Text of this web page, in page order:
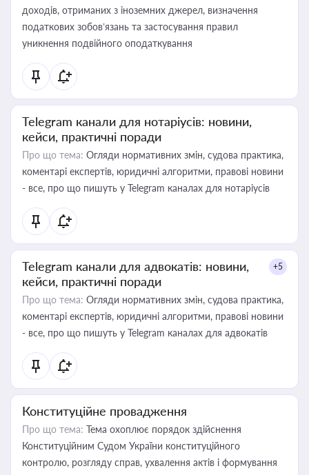
доходів, отриманих з іноземних джерел, визначення
податкових зобов’язань та застосування правил
уникнення подвійного оподаткування
Telegram канали для нотаріусів: новини,
кейси, практичні поради
Про що тема: Огляди нормативних змін, судова практика,
коментарі експертів, юридичні алгоритми, правові новини
- все, про що пишуть у Telegram каналах для нотаріусів
Telegram канали для адвокатів: новини,
кейси, практичні поради
+5
Про що тема: Огляди нормативних змін, судова практика,
коментарі експертів, юридичні алгоритми, правові новини
- все, про що пишуть у Telegram каналах для адвокатів
Конституційне провадження
Про що тема: Тема охоплює порядок здійснення
Конституційним Судом України конституційного
контролю, розгляду справ, ухвалення актів і формування